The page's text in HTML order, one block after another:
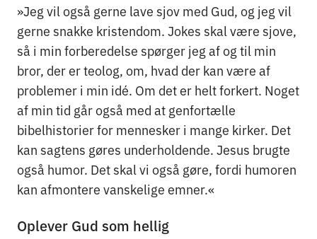
»Jeg vil også gerne lave sjov med Gud, og jeg vil
gerne snakke kristendom. Jokes skal være sjove,
så i min forberedelse spørger jeg af og til min
bror, der er teolog, om, hvad der kan være af
problemer i min idé. Om det er helt forkert. Noget
af min tid går også med at genfortælle
bibelhistorier for mennesker i mange kirker. Det
kan sagtens gøres underholdende. Jesus brugte
også humor. Det skal vi også gøre, fordi humoren
kan afmontere vanskelige emner.«
Oplever Gud som hellig